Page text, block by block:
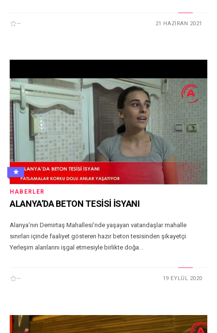
-- 21 HAZIRAN 2021
HABERLER
ALANYA’DA BETON TESİSİ İSYANI
Alanya’nın Demirtaş Mahallesi’nde yaşayan vatandaşlar mahalle
sınırları içinde faaliyet gösteren hazır beton tesisinden şikayetçi.
Yerleşim alanlarını işgal etmesiyle birlikte doğa...
-- 19 EYLÜL 2020